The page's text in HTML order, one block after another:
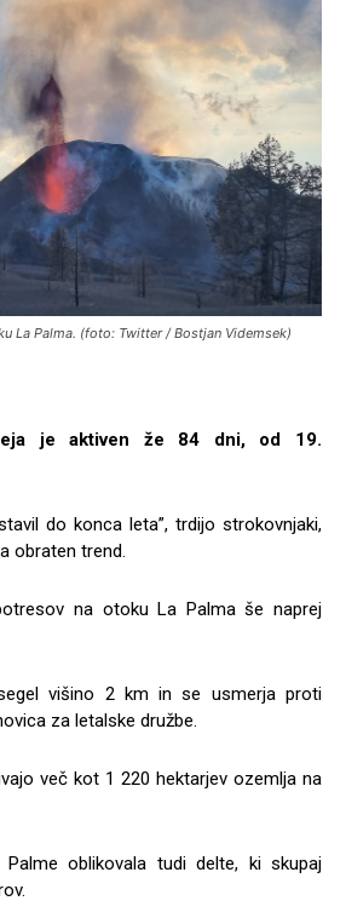
La Palma. (foto: Twitter / Bostjan Videmsek)
je aktiven že 84 dni, od 19.
do konca leta”, trdijo strokovnjaki,
obraten trend.
na otoku La Palma še naprej
višino 2 km in se usmerja proti
za letalske družbe.
več kot 1 220 hektarjev ozemlja na
oblikovala tudi delte, ki skupaj